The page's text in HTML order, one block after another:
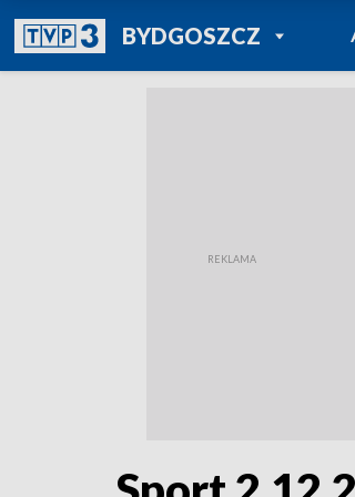
BYDGOSZCZPOWRÓT DO
TVP REGIONY